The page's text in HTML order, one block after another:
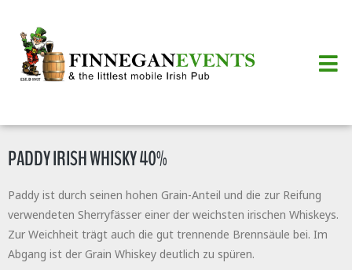
PADDY IRISH WHISKY 40%
Paddy ist durch seinen hohen Grain-Anteil und die zur Reifung
verwendeten Sherryfässer einer der weichsten irischen Whiskeys.
Zur Weichheit trägt auch die gut trennende Brennsäule bei. Im
Abgang ist der Grain Whiskey deutlich zu spüren.